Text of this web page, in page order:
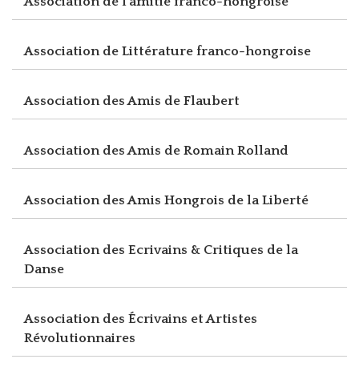
Association de Littérature franco-hongroise
Association des Amis de Flaubert
Association des Amis de Romain Rolland
Association des Amis Hongrois de la Liberté
Association des Ecrivains & Critiques de la
Danse
Association des Écrivains et Artistes
Révolutionnaires